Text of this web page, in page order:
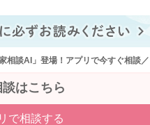
相談AI」登場！アプリで今すぐ相談／
談はこちら
で相談する